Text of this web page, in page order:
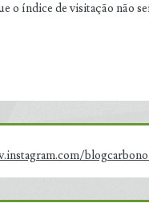
o índice de visitação não